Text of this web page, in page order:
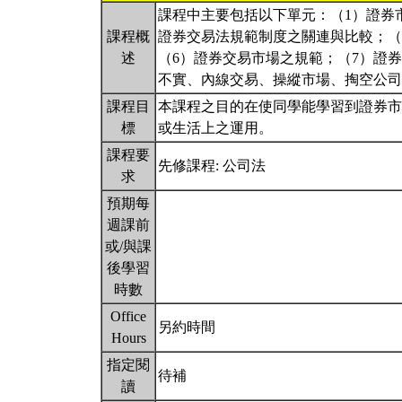
課程概
述
課程中主要包括以下單元：（1）證
證券交易法規範制度之關連與比較；
（6）證券交易市場之規範；（7）證
不實、內線交易、操縱市場、掏空公
課程目
標
本課程之目的在使同學能學習到證券
或生活上之運用。
課程要
求
先修課程: 公司法
預期每
週課前
或/與課
後學習
時數
Office
Hours
另約時間
指定閱
讀
待補